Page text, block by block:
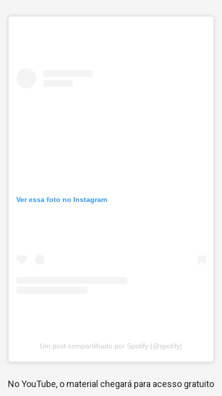
Ver essa foto no Instagram
Um post compartilhado por Spotify (@spotify)
No YouTube, o material chegará para acesso gratuito